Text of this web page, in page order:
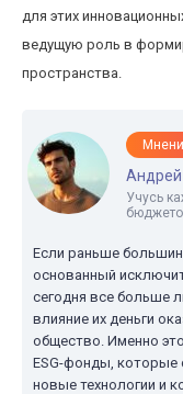
для этих
ведущую роль в
пространства.
Андрей
Учусь
Если раньше
основанный
сегодня все больше
влияние их деньги
общество. Именно
ESG-фонды, которые
новые технологии и